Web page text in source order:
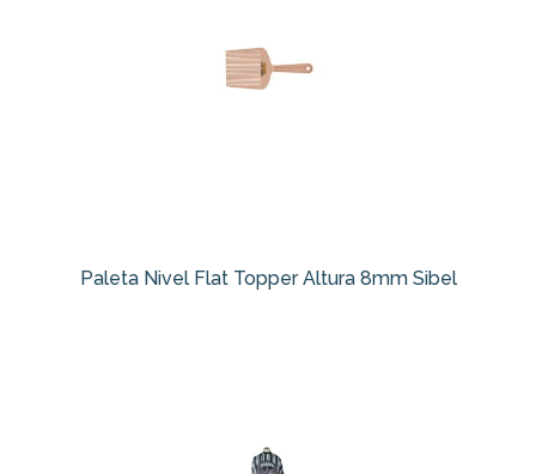
Paleta Nivel Flat Topper Altura 8mm Sibel